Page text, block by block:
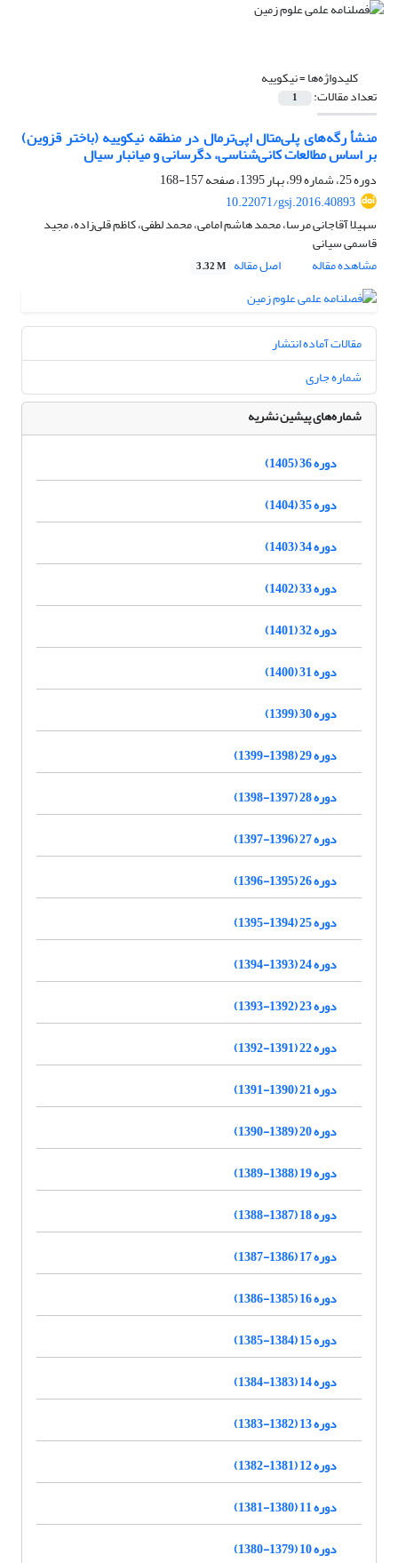
کلیدواژه‌ها =نیکوییه
تعداد مقالات: 1
منشأ رگه‌های پلی‌متال اپی‌ترمال در منطقه نیکوییه (باختر قزوین)
بر اساس مطالعات کانی‌شناسی، دگرسانی و میانبار سیال
دوره 25، شماره 99، بهار 1395، صفحه
157-168
10.22071/gsj.2016.40893
سهیلا آقاجانی مرسا، محمد هاشم امامی، محمد لطفی، کاظم قلی‌زاده، مجید
قاسمی سیانی
مشاهده مقاله
اصل مقاله 3.32 M
مقالات آماده انتشار
شماره جاری
شماره‌های پیشین نشریه
دوره 36 (1405)
دوره 35 (1404)
دوره 34 (1403)
دوره 33 (1402)
دوره 32 (1401)
دوره 31 (1400)
دوره 30 (1399)
دوره 29 (1398-1399)
دوره 28 (1397-1398)
دوره 27 (1396-1397)
دوره 26 (1395-1396)
دوره 25 (1394-1395)
دوره 24 (1393-1394)
دوره 23 (1392-1393)
دوره 22 (1391-1392)
دوره 21 (1390-1391)
دوره 20 (1389-1390)
دوره 19 (1388-1389)
دوره 18 (1387-1388)
دوره 17 (1386-1387)
دوره 16 (1385-1386)
دوره 15 (1384-1385)
دوره 14 (1383-1384)
دوره 13 (1382-1383)
دوره 12 (1381-1382)
دوره 11 (1380-1381)
دوره 10 (1379-1380)